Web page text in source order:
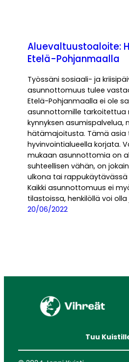
Aluevaltuustoaloite:
Etelä-Pohjanmaalla
Työssäni sosiaali- ja
asunnottomuus tulee
Etelä-Pohjanmaalla ei ole
asunnottomille tarkoitettua
kynnyksen asumispalvelua,
hätämajoitusta. Tämä asia
hyvinvointialueella korjata.
mukaan asunnottomia on
suhteellisen vähän, on
ulkona tai rappukäytävässä
Kaikki asunnottomuus ei
tilastoissa, henkilöllä voi olla
20/06/2022
Tuu